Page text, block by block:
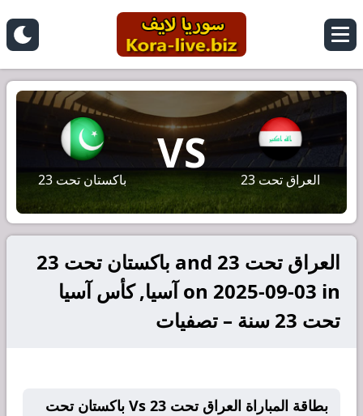
العراق تحت 23
VS
باكستان تحت 23
العراق تحت 23 and باكستان تحت 23
on 2025-09-03 in آسيا, كأس آسيا
تحت 23 سنة – تصفيات
بطاقة المباراة العراق تحت 23 Vs باكستان تحت